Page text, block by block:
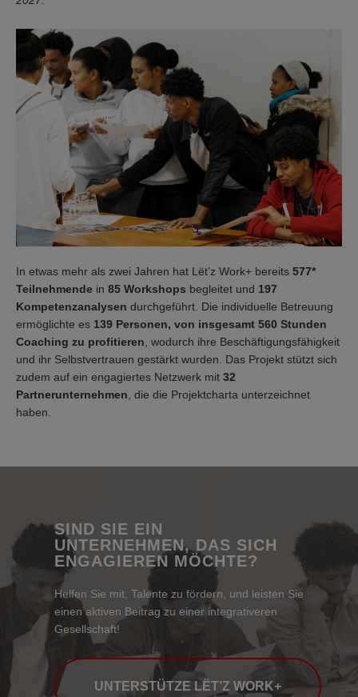
In etwas mehr als zwei Jahren hat Lët’z Work+ bereits 577*
Teilnehmende in 85 Workshops begleitet und 197
Kompetenzanalysen durchgeführt. Die individuelle Betreuung
ermöglichte es 139 Personen, von insgesamt 560 Stunden
Coaching zu profitieren , wodurch ihre Beschäftigungsfähigkeit
und ihr Selbstvertrauen gestärkt wurden. Das Projekt stützt sich
zudem auf ein engagiertes Netzwerk mit 32
Partnerunternehmen , die die Projektcharta unterzeichnet
haben.
SIND SIE EIN
UNTERNEHMEN, DAS SICH
ENGAGIEREN MÖCHTE?
Helfen Sie mit, Talente zu fördern, und leisten Sie
einen aktiven Beitrag zu einer integrativeren
Gesellschaft!
UNTERSTÜTZE LËT’Z WORK+